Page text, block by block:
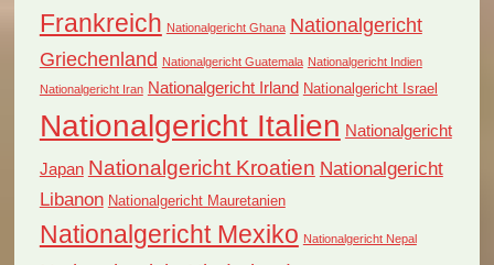
Frankreich Nationalgericht Ghana Nationalgericht
Griechenland Nationalgericht Guatemala Nationalgericht Indien
Nationalgericht Iran Nationalgericht Irland Nationalgericht Israel
Nationalgericht Italien Nationalgericht
Japan Nationalgericht Kroatien Nationalgericht
Libanon Nationalgericht Mauretanien
Nationalgericht Mexiko Nationalgericht Nepal